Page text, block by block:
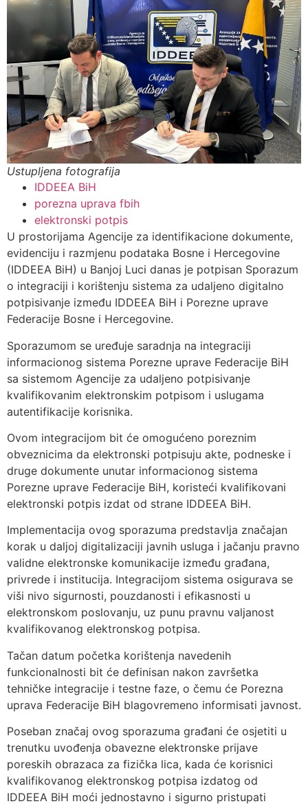
Ustupljena fotografija
IDDEEA BiH
porezna uprava fbih
elektronski potpis
U prostorijama Agencije za identifikacione dokumente,
evidenciju i razmjenu podataka Bosne i Hercegovine
(IDDEEA BiH) u Banjoj Luci danas je potpisan Sporazum
o integraciji i korištenju sistema za udaljeno digitalno
potpisivanje između IDDEEA BiH i Porezne uprave
Federacije Bosne i Hercegovine.
Sporazumom se uređuje saradnja na integraciji
informacionog sistema Porezne uprave Federacije BiH
sa sistemom Agencije za udaljeno potpisivanje
kvalifikovanim elektronskim potpisom i uslugama
autentifikacije korisnika.
Ovom integracijom bit će omogućeno poreznim
obveznicima da elektronski potpisuju akte, podneske i
druge dokumente unutar informacionog sistema
Porezne uprave Federacije BiH, koristeći kvalifikovani
elektronski potpis izdat od strane IDDEEA BiH.
Implementacija ovog sporazuma predstavlja značajan
korak u daljoj digitalizaciji javnih usluga i jačanju pravno
validne elektronske komunikacije između građana,
privrede i institucija. Integracijom sistema osigurava se
viši nivo sigurnosti, pouzdanosti i efikasnosti u
elektronskom poslovanju, uz punu pravnu valjanost
kvalifikovanog elektronskog potpisa.
Tačan datum početka korištenja navedenih
funkcionalnosti bit će definisan nakon završetka
tehničke integracije i testne faze, o čemu će Porezna
uprava Federacije BiH blagovremeno informisati javnost.
Poseban značaj ovog sporazuma građani će osjetiti u
trenutku uvođenja obavezne elektronske prijave
poreskih obrazaca za fizička lica, kada će korisnici
kvalifikovanog elektronskog potpisa izdatog od
IDDEEA BiH moći jednostavno i sigurno pristupati